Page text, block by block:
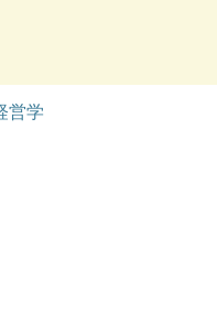
営学